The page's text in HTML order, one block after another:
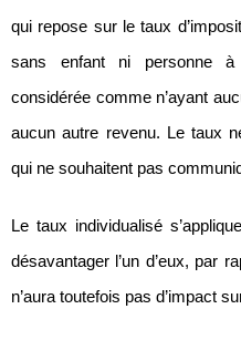
qui repose sur le taux
sans enfant ni personne
considérée comme n’ayant
aucun autre revenu. Le taux
qui ne souhaitent pas
Le taux individualisé
désavantager l’un d’eux, par
n’aura toutefois pas d’impact